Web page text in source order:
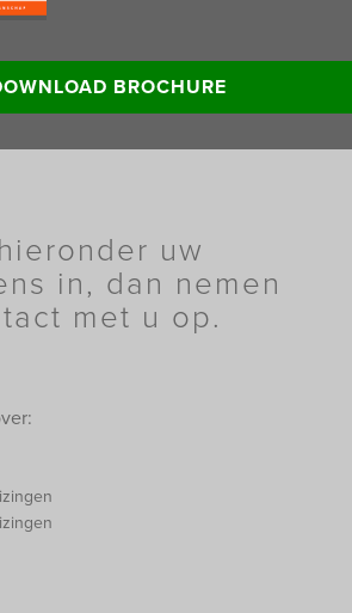
BROCHURE
uw
in, dan nemen
met u op.